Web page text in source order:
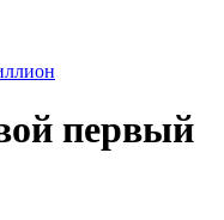
первый